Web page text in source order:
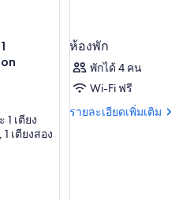
เตียง
เตียงสอง
ห้องพัก
พักได้ 4 คน
Wi-Fi ฟรี
รายละเอียดเพิ่มเติม
ราย